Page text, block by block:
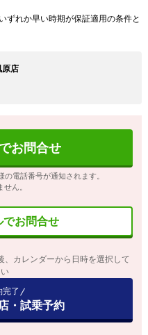
ずれか早い時期が保証適用の条件と
店
お問合せ
電話番号が通知されます。
ん。
でお問合せ
、カレンダーから日時を選択して
完了
・試乗予約